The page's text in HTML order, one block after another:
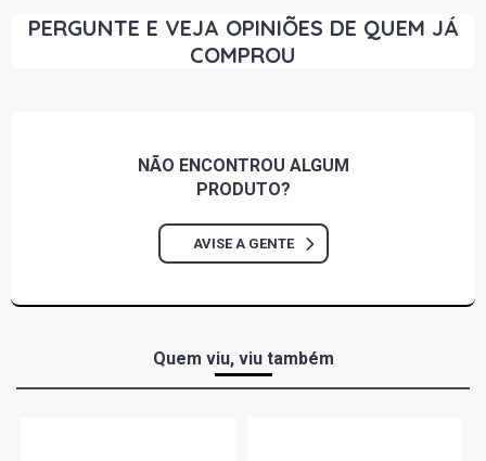
PERGUNTE E VEJA OPINIÕES DE QUEM JÁ
COMPROU
NÃO ENCONTROU ALGUM
PRODUTO?
AVISE A GENTE
Quem viu, viu também